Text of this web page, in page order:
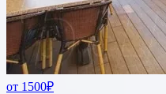
от 1500₽